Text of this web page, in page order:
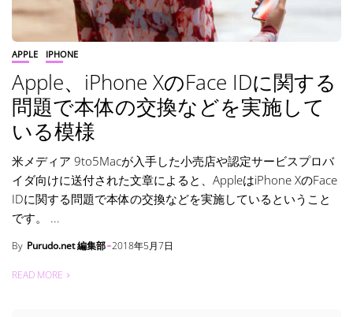
APPLE IPHONE
Apple、iPhone XのFace IDに関する
問題で本体の交換などを実施して
いる模様
米メディア 9to5Macが入手した小売店や認定サービスプロバ
イダ向けに送付された文章によると、AppleはiPhone XのFace
IDに関する問題で本体の交換などを実施しているということ
です。 ...
By Purudo.net 編集部 2018年5月7日
READ MORE